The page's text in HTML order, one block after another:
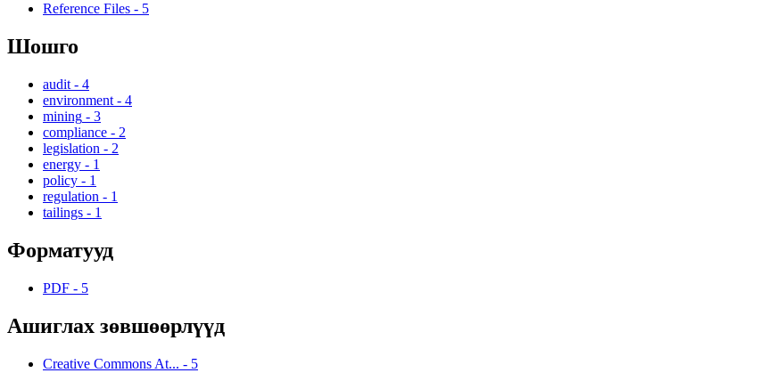
Reference Files - 5
Шошго
audit - 4
environment - 4
mining - 3
compliance - 2
legislation - 2
energy - 1
policy - 1
regulation - 1
tailings - 1
Форматууд
PDF - 5
Ашиглах зөвшөөрлүүд
Creative Commons At... - 5